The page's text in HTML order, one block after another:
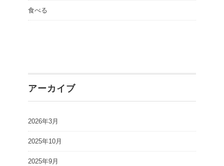
食べる
アーカイブ
2026年3月
2025年10月
2025年9月